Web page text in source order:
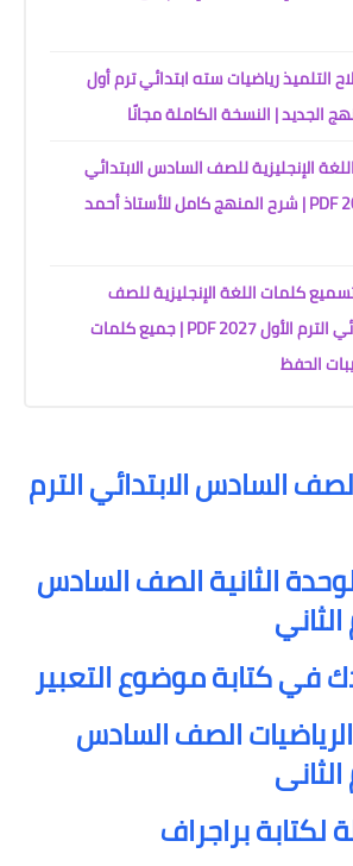
التلميذ رياضيات سته ابتدائي ترم أول
الإنجليزية للصف السادس الابتدائي
الترم الأول 2027 PDF | شرح المنهج كامل للأستاذ أحمد
كلمات اللغة الإنجليزية للصف
السادس الابتدائي الترم الأول 2027 PDF | جميع كلمات
الحفظ
السادس الابتدائي الترم
الثانية الصف السادس
في كتابة موضوع التعبير
الصف السادس
براجراف